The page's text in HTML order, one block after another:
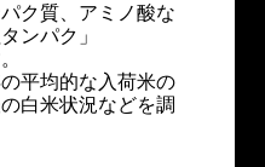
ク質、アミノ酸な
ンパク」
平均的な入荷米の
白米状況などを調